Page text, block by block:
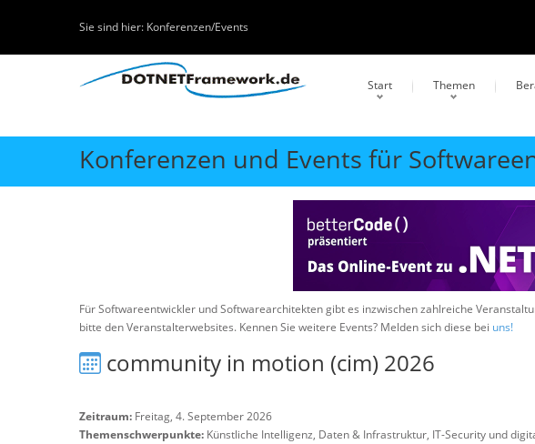
Sie sind hier: Konferenzen/Events
Start Themen
Konferenzen und Events für
Für Softwareentwickler und Softwarearchitekten gibt es inzwischen zahlreiche
bitte den Veranstalterwebsites. Kennen Sie weitere Events? Melden sich diese bei uns!
community in motion (cim) 2026
Zeitraum: Freitag, 4. September 2026
Themenschwerpunkte: Künstliche Intelligenz, Daten & Infrastruktur, IT-Security und